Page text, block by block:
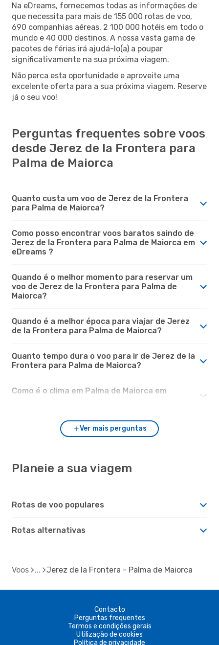
Na eDreams, fornecemos todas as informações de
que necessita para mais de 155 000 rotas de voo,
690 companhias aéreas, 2 100 000 hotéis em todo o
mundo e 40 000 destinos. A nossa vasta gama de
pacotes de férias irá ajudá-lo(a) a poupar
significativamente na sua próxima viagem.
Não perca esta oportunidade e aproveite uma
excelente oferta para a sua próxima viagem. Reserve
já o seu voo!
Perguntas frequentes sobre voos
desde Jerez de la Frontera para
Palma de Maiorca
Quanto custa um voo de Jerez de la Frontera
para Palma de Maiorca?
Como posso encontrar voos baratos saindo de
Jerez de la Frontera para Palma de Maiorca em
eDreams ?
Quando é o melhor momento para reservar um
voo de Jerez de la Frontera para Palma de
Maiorca?
Quando é a melhor época para viajar de Jerez
de la Frontera para Palma de Maiorca?
Quanto tempo dura o voo para ir de Jerez de la
Frontera para Palma de Maiorca?
Como é o clima em Palma de Maiorca em
Ver mais perguntas
Planeie a sua viagem
Rotas de voo populares
Rotas alternativas
Voos Jerez de la Frontera - Palma de Maiorca
Contacto
Perguntas frequentes
Termos e condições gerais
Utilização de cookies
Política de privacidade